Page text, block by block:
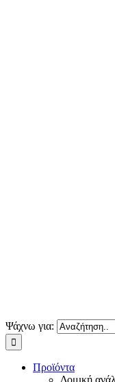
Ψάχνω για:
Προϊόντα
Δομική